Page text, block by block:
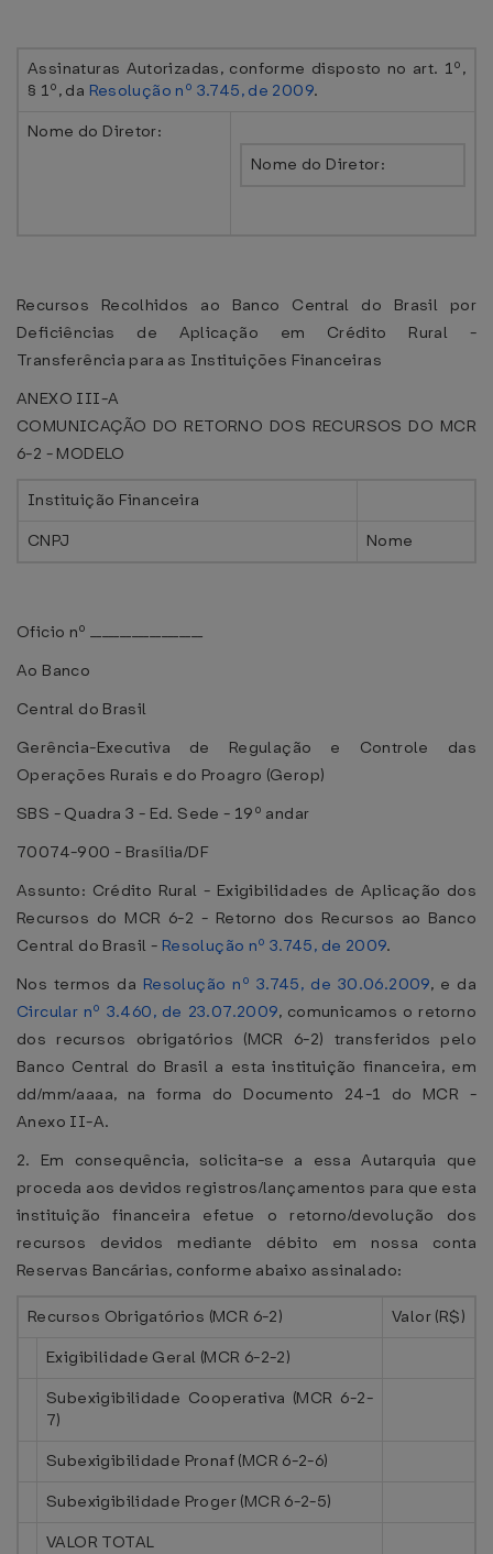
Assinaturas Autorizadas, conforme disposto no art. 1º,
§ 1º, da Resolução nº 3.745, de 2009.
Nome do Diretor:
Nome do Diretor:
Recursos Recolhidos ao Banco Central do Brasil por
Deficiências de Aplicação em Crédito Rural -
Transferência para as Instituições Financeiras
ANEXO III-A
COMUNICAÇÃO DO RETORNO DOS RECURSOS DO MCR
6-2 - MODELO
Instituição Financeira
CNPJ
Nome
Oficio nº ___________________
Ao Banco
Central do Brasil
Gerência-Executiva de Regulação e Controle das
Operações Rurais e do Proagro (Gerop)
SBS - Quadra 3 - Ed. Sede - 19º andar
70074-900 - Brasília/DF
Assunto: Crédito Rural - Exigibilidades de Aplicação dos
Recursos do MCR 6-2 - Retorno dos Recursos ao Banco
Central do Brasil - Resolução nº 3.745, de 2009.
Nos termos da Resolução nº 3.745, de 30.06.2009, e da
Circular nº 3.460, de 23.07.2009, comunicamos o retorno
dos recursos obrigatórios (MCR 6-2) transferidos pelo
Banco Central do Brasil a esta instituição financeira, em
dd/mm/aaaa, na forma do Documento 24-1 do MCR -
Anexo II-A.
2. Em consequência, solicita-se a essa Autarquia que
proceda aos devidos registros/lançamentos para que esta
instituição financeira efetue o retorno/devolução dos
recursos devidos mediante débito em nossa conta
Reservas Bancárias, conforme abaixo assinalado:
Recursos Obrigatórios (MCR 6-2)
Valor (R$)
Exigibilidade Geral (MCR 6-2-2)
Subexigibilidade Cooperativa (MCR 6-2-
7)
Subexigibilidade Pronaf (MCR 6-2-6)
Subexigibilidade Proger (MCR 6-2-5)
VALOR TOTAL